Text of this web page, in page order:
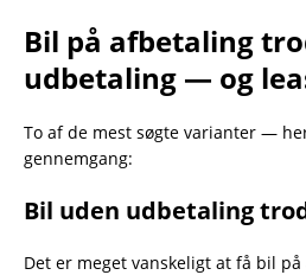
Bil på afbetaling
udbetaling — og
To af de mest søgte varianter —
gennemgang:
Bil uden udbetaling
Det er meget vanskeligt at få bil